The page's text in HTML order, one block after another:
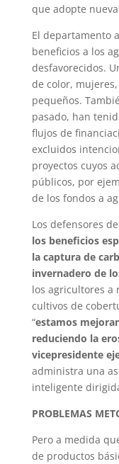
que adopte
El departamento
beneficios a los
desfavorecidos.
de color,
pequeños.
pasado, han
flujos de
excluidos
proyectos cuyos
públicos, por
de los fondos a
Los defensores
los beneficios
la captura de
invernadero de
los agricultores
cultivos de
“estamos
reduciendo la
vicepresidente
administra una
inteligente
PROBLEMAS
Pero a medida
de productos